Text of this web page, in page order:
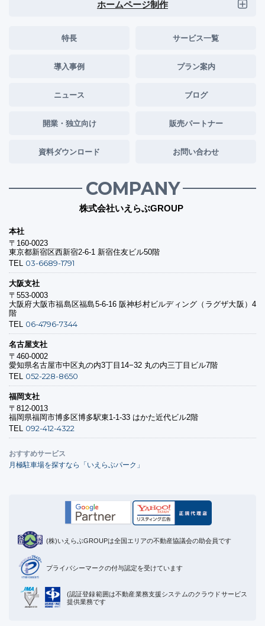
ホームページ制作
特長 サービス一覧
導入事例 プラン案内
ニュース ブログ
開業・独立向け 販売パートナー
資料ダウンロード お問い合わせ
COMPANY
株式会社いえらぶGROUP
本社
〒160-0023
東京都新宿区西新宿2-6-1 新宿住友ビル50階
TEL 03-6689-1791
大阪支社
〒553-0003
大阪府大阪市福島区福島5-6-16 阪神杉村ビルディング（ラグザ大阪）4
階
TEL 06-4796-7344
名古屋支社
〒460-0002
愛知県名古屋市中区丸の内3丁目14−32 丸の内三丁目ビル7階
TEL 052-228-8650
福岡支社
〒812-0013
福岡県福岡市博多区博多駅東1-1-33 はかた近代ビル2階
TEL 092-412-4322
おすすめサービス
月極駐車場を探すなら「いえらぶパーク」
(株)いえらぶGROUPは全国エリアの不動産協議会の助会員です
プライバシーマークの付与認定を受けています
(認証登録範囲は不動産業務支援システムのクラウドサービス
提供業務です